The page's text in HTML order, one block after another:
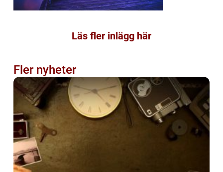
Läs fler inlägg här
Fler nyheter